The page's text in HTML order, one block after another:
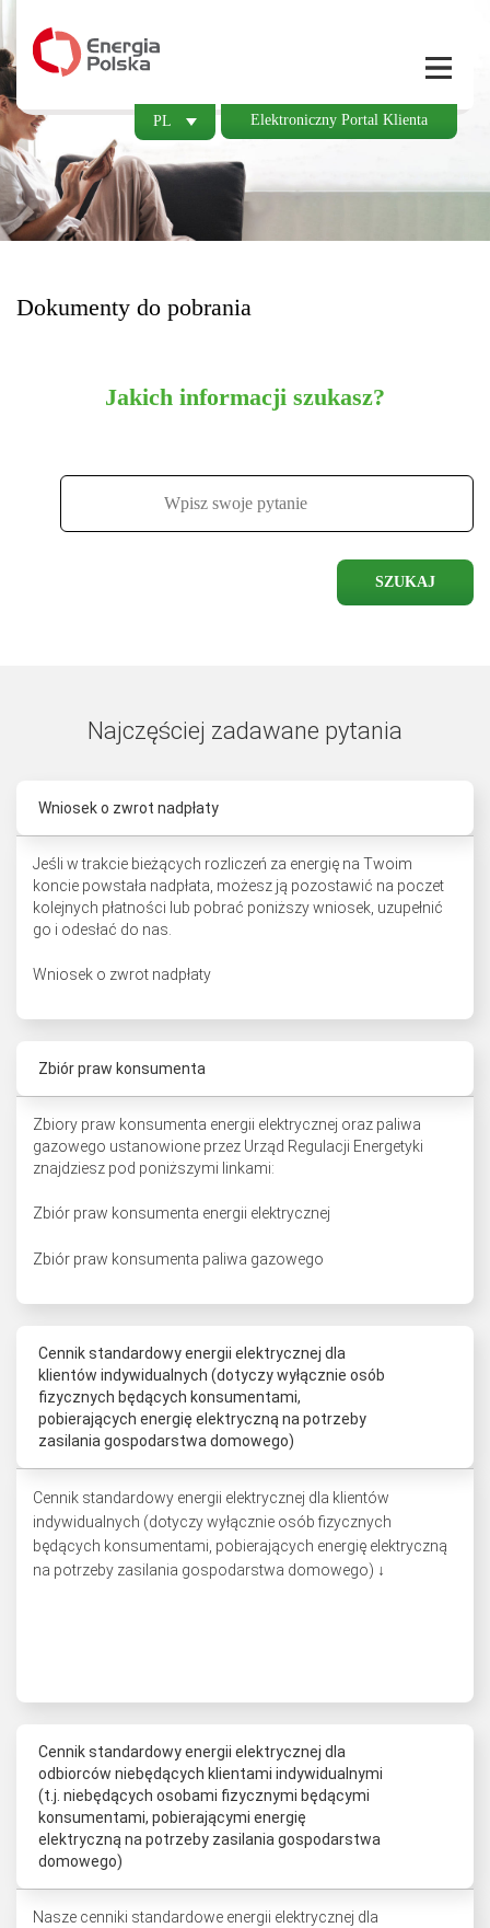
Elektroniczny Portal Klienta
PL
Dokumenty do pobrania
Jakich informacji szukasz?
SZUKAJ
Najczęściej zadawane pytania
Wniosek o zwrot nadpłaty
Jeśli w trakcie bieżących rozliczeń za energię na Twoim
koncie powstała nadpłata, możesz ją pozostawić na poczet
kolejnych płatności lub pobrać poniższy wniosek, uzupełnić
go i odesłać do nas.
Wniosek o zwrot nadpłaty
Zbiór praw konsumenta
Zbiory praw konsumenta energii elektrycznej oraz paliwa
gazowego ustanowione przez Urząd Regulacji Energetyki
znajdziesz pod poniższymi linkami:
Zbiór praw konsumenta energii elektrycznej
Zbiór praw konsumenta paliwa gazowego
Cennik standardowy energii elektrycznej dla
klientów indywidualnych (dotyczy wyłącznie osób
fizycznych będących konsumentami,
pobierających energię elektryczną na potrzeby
zasilania gospodarstwa domowego)
Cennik standardowy energii elektrycznej dla klientów
indywidualnych (dotyczy wyłącznie osób fizycznych
będących konsumentami, pobierających energię elektryczną
na potrzeby zasilania gospodarstwa domowego) ↓
Cennik standardowy energii elektrycznej dla
odbiorców niebędących klientami indywidualnymi
(t.j. niebędących osobami fizycznymi będącymi
konsumentami, pobierającymi energię
elektryczną na potrzeby zasilania gospodarstwa
domowego)
Nasze cenniki standardowe energii elektrycznej dla